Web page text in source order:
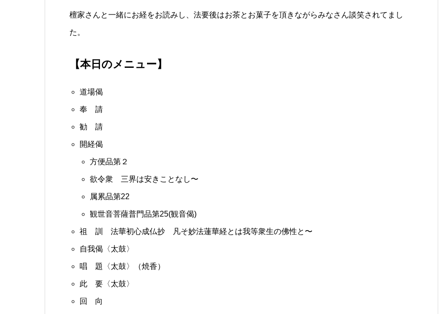
檀家さんと一緒にお経をお読みし、法要後はお茶とお菓子を頂きながらみなさん談笑されてまし
た。
【本日のメニュー】
道場偈
奉 請
勧 請
開経偈
方便品第２
欲令衆 三界は安きことなし〜
属累品第22
観世音菩薩普門品第25(観音偈)
祖 訓 法華初心成仏抄 凡そ妙法蓮華経とは我等衆生の佛性と〜
自我偈〈太鼓〉
唱 題〈太鼓〉（焼香）
此 要〈太鼓〉
回 向